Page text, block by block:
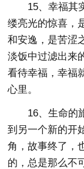
15、幸福其
缕亮光的惊喜，
和安逸，是苦涩
淡饭中过滤出来
看待幸福，幸福
心里。
16、生命的
到另一个新的开
角，故事终了，
的，总是那么不